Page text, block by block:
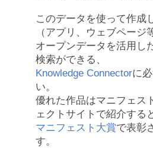
このデータを使って作成
（アプリ、ウェブページ
オープンデータを活用し
検索ができる、
Knowledge Connectorに
い。
優れた作品はマニフェス
ェクトサイトで紹介する
マニフェスト大賞で表彰
す。